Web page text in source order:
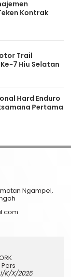
Kontrak
Trail
7 Hiu Selatan
Hard Enduro
Pertama
Ngampel,
K/X/2025